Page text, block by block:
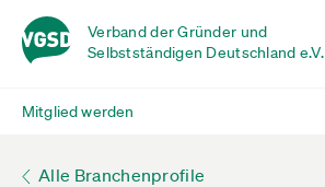
Verband der Gründer und
Selbstständigen Deutschland e.V.
Mitglied werden
Alle Branchenprofile